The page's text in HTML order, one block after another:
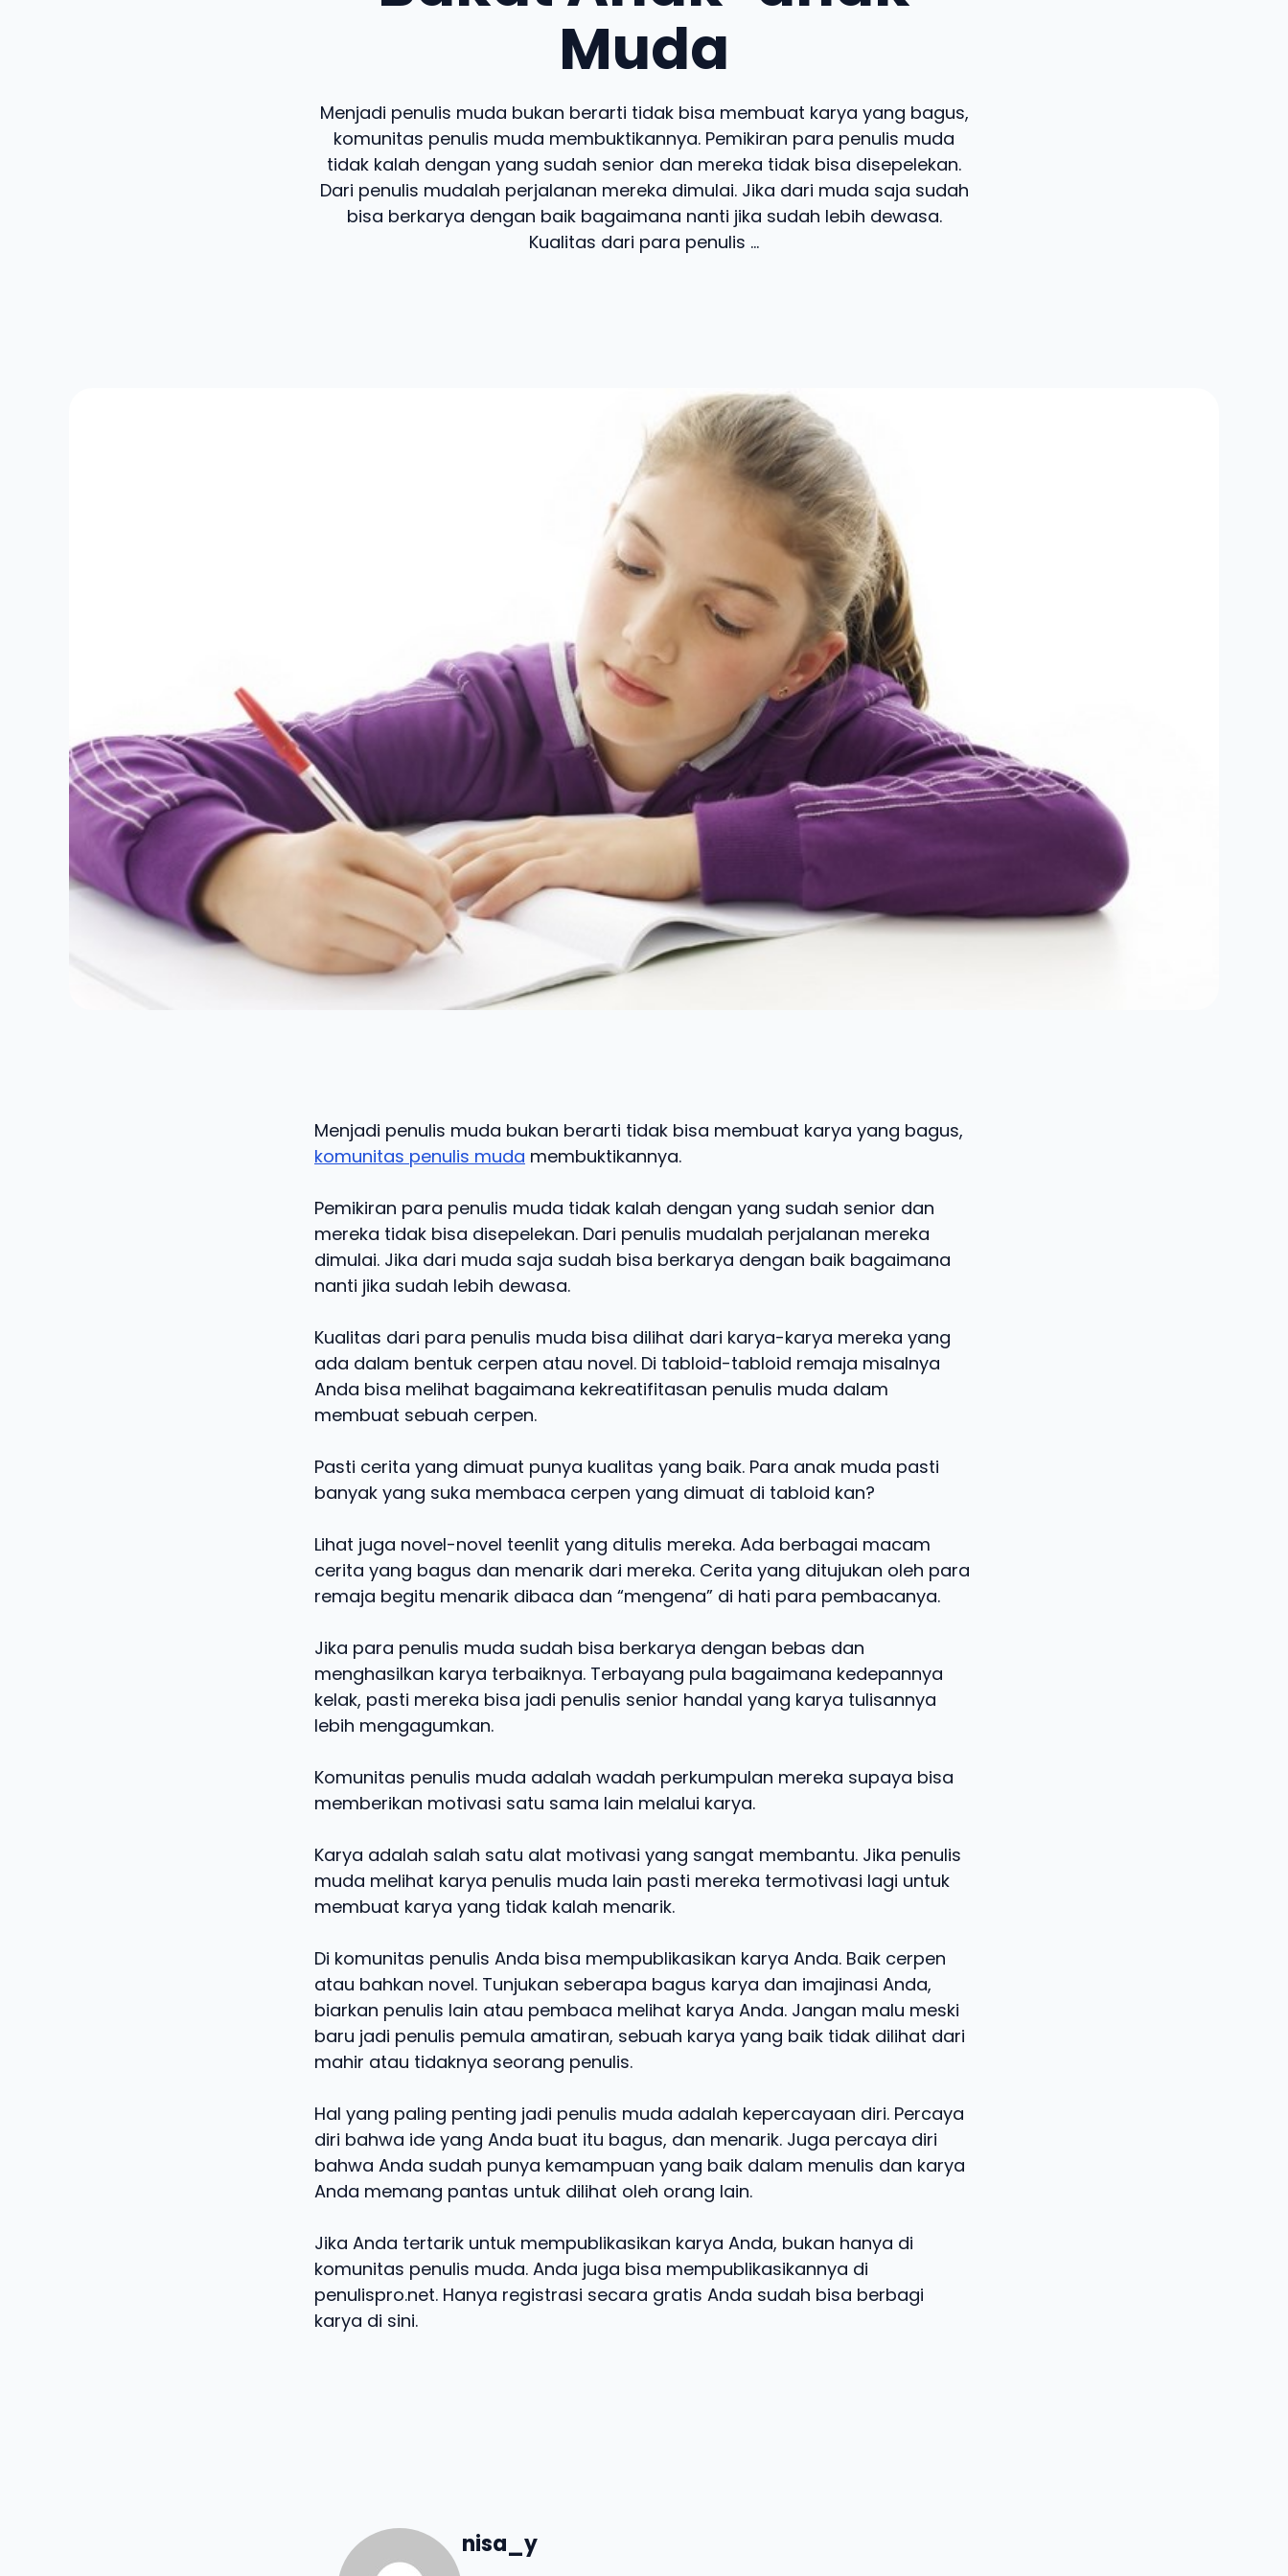
Muda
Menjadi penulis muda bukan berarti tidak bisa membuat karya yang bagus,
komunitas penulis muda membuktikannya. Pemikiran para penulis muda
tidak kalah dengan yang sudah senior dan mereka tidak bisa disepelekan.
Dari penulis mudalah perjalanan mereka dimulai. Jika dari muda saja sudah
bisa berkarya dengan baik bagaimana nanti jika sudah lebih dewasa.
Kualitas dari para penulis ...
Menjadi penulis muda bukan berarti tidak bisa membuat karya yang bagus,
komunitas penulis muda membuktikannya.
Pemikiran para penulis muda tidak kalah dengan yang sudah senior dan
mereka tidak bisa disepelekan. Dari penulis mudalah perjalanan mereka
dimulai. Jika dari muda saja sudah bisa berkarya dengan baik bagaimana
nanti jika sudah lebih dewasa.
Kualitas dari para penulis muda bisa dilihat dari karya-karya mereka yang
ada dalam bentuk cerpen atau novel. Di tabloid-tabloid remaja misalnya
Anda bisa melihat bagaimana kekreatifitasan penulis muda dalam
membuat sebuah cerpen.
Pasti cerita yang dimuat punya kualitas yang baik. Para anak muda pasti
banyak yang suka membaca cerpen yang dimuat di tabloid kan?
Lihat juga novel-novel teenlit yang ditulis mereka. Ada berbagai macam
cerita yang bagus dan menarik dari mereka. Cerita yang ditujukan oleh para
remaja begitu menarik dibaca dan “mengena” di hati para pembacanya.
Jika para penulis muda sudah bisa berkarya dengan bebas dan
menghasilkan karya terbaiknya. Terbayang pula bagaimana kedepannya
kelak, pasti mereka bisa jadi penulis senior handal yang karya tulisannya
lebih mengagumkan.
Komunitas penulis muda adalah wadah perkumpulan mereka supaya bisa
memberikan motivasi satu sama lain melalui karya.
Karya adalah salah satu alat motivasi yang sangat membantu. Jika penulis
muda melihat karya penulis muda lain pasti mereka termotivasi lagi untuk
membuat karya yang tidak kalah menarik.
Di komunitas penulis Anda bisa mempublikasikan karya Anda. Baik cerpen
atau bahkan novel. Tunjukan seberapa bagus karya dan imajinasi Anda,
biarkan penulis lain atau pembaca melihat karya Anda. Jangan malu meski
baru jadi penulis pemula amatiran, sebuah karya yang baik tidak dilihat dari
mahir atau tidaknya seorang penulis.
Hal yang paling penting jadi penulis muda adalah kepercayaan diri. Percaya
diri bahwa ide yang Anda buat itu bagus, dan menarik. Juga percaya diri
bahwa Anda sudah punya kemampuan yang baik dalam menulis dan karya
Anda memang pantas untuk dilihat oleh orang lain.
Jika Anda tertarik untuk mempublikasikan karya Anda, bukan hanya di
komunitas penulis muda. Anda juga bisa mempublikasikannya di
penulispro.net. Hanya registrasi secara gratis Anda sudah bisa berbagi
karya di sini.
nisa_y